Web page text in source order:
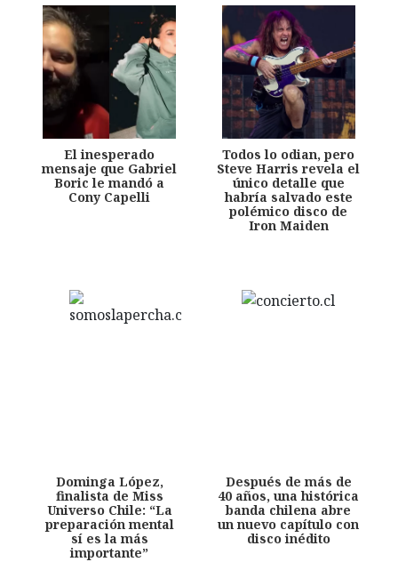
El inesperado
mensaje que Gabriel
Boric le mandó a
Cony Capelli
Todos lo odian, pero
Steve Harris revela el
único detalle que
habría salvado este
polémico disco de
Iron Maiden
Dominga López,
finalista de Miss
Universo Chile: “La
preparación mental
sí es la más
importante”
Después de más de
40 años, una histórica
banda chilena abre
un nuevo capítulo con
disco inédito